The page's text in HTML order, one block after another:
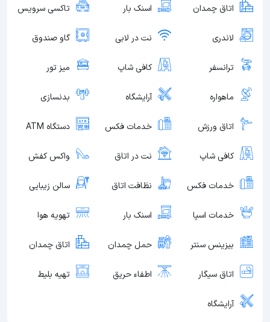
اتاق چمدان اسنک بار تاکسی سرویس
لاندری نت در لابی گاو صندوق
ترانسفر کافی شاپ میز تور
ماهواره آرایشگاه بدنسازی
اتاق ورزش خدمات فکس دستگاه ATM
کافی شاپ نت در اتاق واکس کفش
خدمات فکس نظافت اتاق سالن زیبایی
خدمات اسپا اسنک بار تهویه هوا
بیزینس سنتر حمل چمدان اتاق چمدان
اتاق سیگار اطفاء حریق تهیه بلیط
آرایشگاه